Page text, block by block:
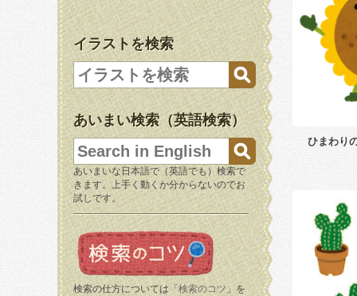
イラストを検索
あいまい検索（英語検索）
あいまいな日本語で（英語でも）検索で
きます。上手く動くか分からないのでお
試しです。
検索の仕方については「 検索のコツ 」を
ひまわり